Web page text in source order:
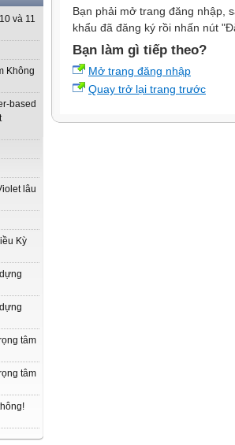
và 11
Không
based
lâu
Kỳ
tâm
tâm
Bạn phải mở trang đăng nhập,
khẩu đã đăng ký rồi nhấn nút
Bạn làm gì tiếp theo?
Mở trang đăng nhập
Quay trở lại trang trước